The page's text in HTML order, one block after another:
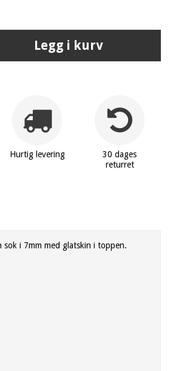
Legg i kurv
Hurtig levering
30 dages
returret
i 7mm med glatskin i toppen.